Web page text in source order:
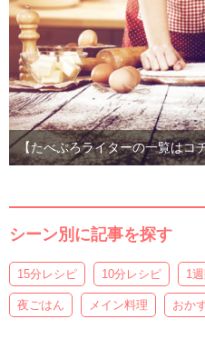
【たべぷろライターの一覧はコ
シーン別に記事を探す
15分レシピ 10分レシピ 1
夜ごはん メイン料理 おか